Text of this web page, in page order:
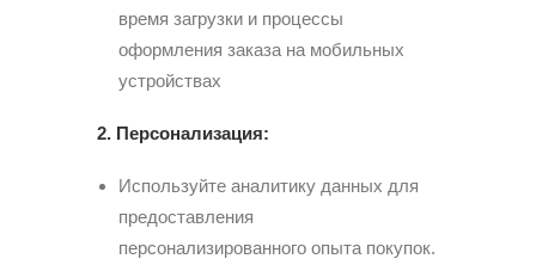
время загрузки и процессы
оформления заказа на мобильных
устройствах
2. Персонализация:
Используйте аналитику данных для
предоставления
персонализированного опыта покупок.